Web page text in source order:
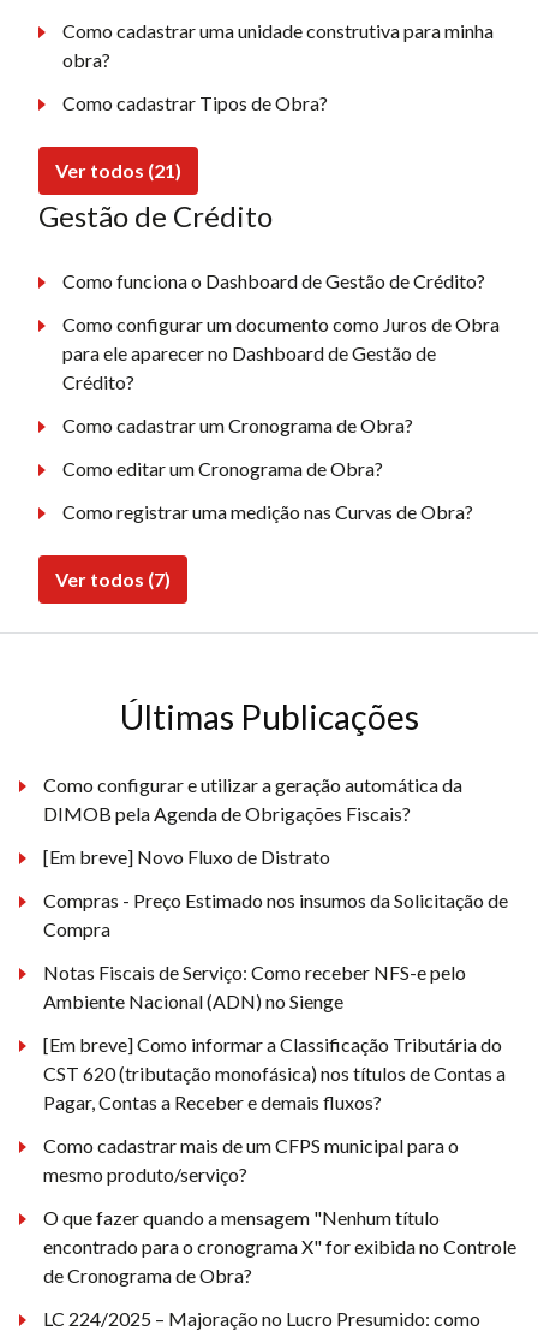
Como cadastrar uma unidade construtiva para minha
obra?
Como cadastrar Tipos de Obra?
Ver todos (21)
Gestão de Crédito
Como funciona o Dashboard de Gestão de Crédito?
Como configurar um documento como Juros de Obra
para ele aparecer no Dashboard de Gestão de
Crédito?
Como cadastrar um Cronograma de Obra?
Como editar um Cronograma de Obra?
Como registrar uma medição nas Curvas de Obra?
Ver todos (7)
Últimas Publicações
Como configurar e utilizar a geração automática da
DIMOB pela Agenda de Obrigações Fiscais?
[Em breve] Novo Fluxo de Distrato
Compras - Preço Estimado nos insumos da Solicitação de
Compra
Notas Fiscais de Serviço: Como receber NFS-e pelo
Ambiente Nacional (ADN) no Sienge
[Em breve] Como informar a Classificação Tributária do
CST 620 (tributação monofásica) nos títulos de Contas a
Pagar, Contas a Receber e demais fluxos?
Como cadastrar mais de um CFPS municipal para o
mesmo produto/serviço?
O que fazer quando a mensagem "Nenhum título
encontrado para o cronograma X" for exibida no Controle
de Cronograma de Obra?
LC 224/2025 – Majoração no Lucro Presumido: como